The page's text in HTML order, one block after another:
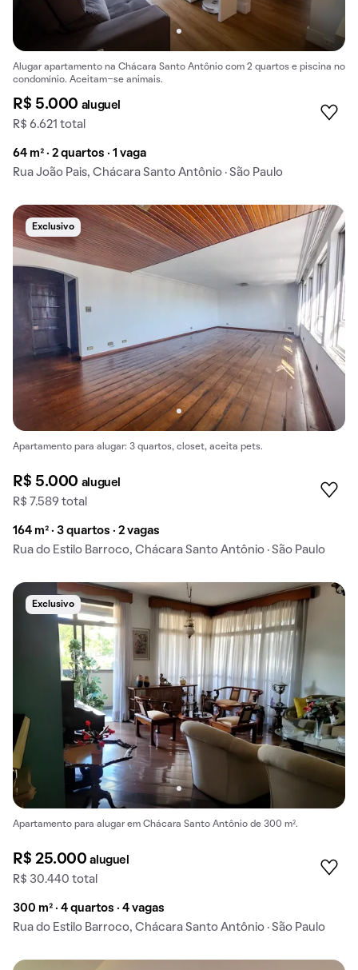
Alugar apartamento na Chácara Santo Antônio com 2 quartos e piscina no
condomínio. Aceitam-se animais.
R$ 5.000 aluguel
R$ 6.621 total
64 m² · 2 quartos · 1 vaga
Rua João Pais, Chácara Santo Antônio · São Paulo
Exclusivo
Apartamento para alugar: 3 quartos, closet, aceita pets.
R$ 5.000 aluguel
R$ 7.589 total
164 m² · 3 quartos · 2 vagas
Rua do Estilo Barroco, Chácara Santo Antônio · São Paulo
Exclusivo
Apartamento para alugar em Chácara Santo Antônio de 300 m².
R$ 25.000aluguel
R$ 30.440 total
300 m² · 4 quartos · 4 vagas
Rua do Estilo Barroco, Chácara Santo Antônio · São Paulo